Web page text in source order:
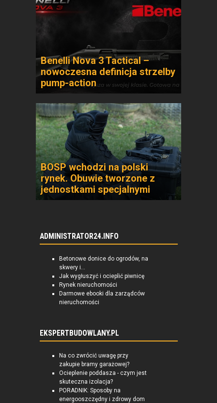
Benelli Nova 3 Tactical –
nowoczesna definicja strzelby
pump-action
BOSP wchodzi na polski
rynek. Obuwie tworzone z
jednostkami specjalnymi
ADMINISTRATOR24.INFO
Betonowe donice do ogrodów, na
skwery i...
Jak wygłuszyć i ocieplić piwnicę
Rynek nieruchomości
Darmowe ebooki dla zarządców
nieruchomości
EKSPERTBUDOWLANY.PL
Na co zwrócić uwagę przy
zakupie bramy garażowej?
Ocieplenie poddasza - czym jest
skuteczna izolacja?
PORADNIK: Sposoby na
energooszczędny i zdrowy dom